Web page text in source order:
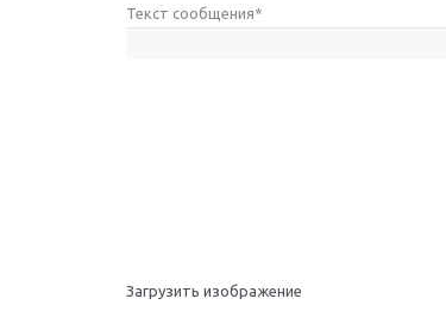
Текст сообщения*
Загрузить изображение